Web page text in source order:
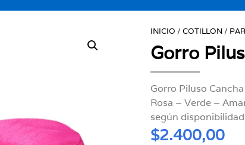
INICIO /COTILLON/
Gorro
Gorro Piluso
Rosa – Verde –
según
$2.400,00